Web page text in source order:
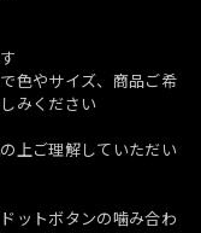
色やサイズ、商品ご希
みください
上ご理解していただい
ットボタンの噛み合わ